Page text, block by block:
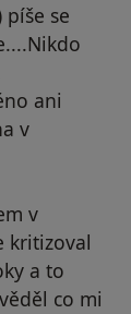
se
ani
v
v
kritizoval
a to
co mi